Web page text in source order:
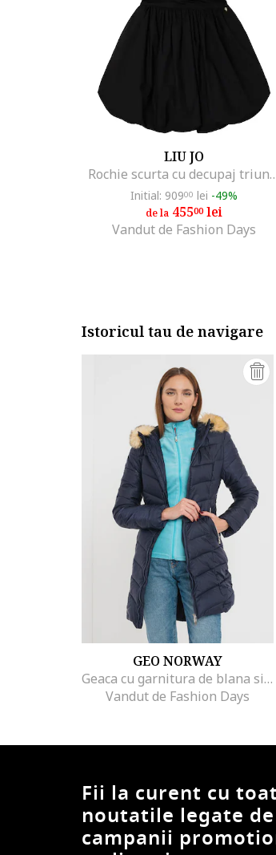
LIU JO
Rochie scurta cu decupaj
Initial: 90900 lei -49%
de la 45500lei
Vandut de Fashion Days
Istoricul tau de navigare
GEO NORWAY
Geaca cu garnitura de blana sintetica Alodiene, Bleumarin
Vandut de Fashion Days
Fii la curent cu
noutatile legate
campanii